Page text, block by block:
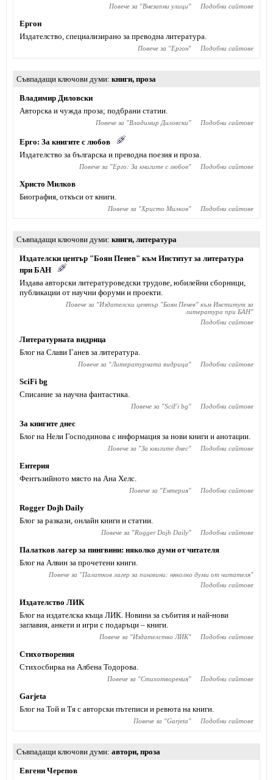
Повече за "Внезапни улици" Подобни сайтове
Ергон
Издателство, специализирано за преводна литература.
Повече за "Ергон" Подобни сайтове
Съвпадащи ключови думи книги, проза
Владимир Диловски
Авторска и чужда проза; подбрани статии.
Повече за "Владимир Диловски" Подобни сайтове
Ерго: За книгите с любов
Издателство за българска и преводна поезия и проза.
Повече за "Ерго: За книгите с любов" Подобни сайтове
Христо Милков
Биография, откъси от книги.
Повече за "Христо Милков" Подобни сайтове
Съвпадащи ключови думи книги, литература
Издателски център "Боян Пенев" към Институт за литература
при БАН
Издава авторски литературоведски трудове, юбилейни сборници,
публикации от научни форуми и проекти.
Повече за "Издателски център "Боян Пенев" към Институт за
литература при БАН"
Подобни сайтове
Литературната видрица
Блог на Слави Ганев за литература.
Повече за "Литературната видрица" Подобни сайтове
SciFi bg
Списание за научна фантастика.
Повече за "SciFi bg" Подобни сайтове
За книгите днес
Блог на Нели Господинова с информация за нови книги и анотации.
Повече за "За книгите днес" Подобни сайтове
Ентерия
Фентъзийното място на Ана Хелс.
Повече за "Ентерия" Подобни сайтове
Rogger Dojh Daily
Блог за разкази, онлайн книги и статии.
Повече за "Rogger Dojh Daily" Подобни сайтове
Палатков лагер за пингвини: няколко думи от читателя
Блог на Алвин за прочетени книги.
Повече за "Палатков лагер за пингвини: няколко думи от читателя"
Подобни сайтове
Издателство ЛИК
Блог на издателска къща ЛИК. Новини за събития и най-нови
заглавия, анкети и игри с подаръци – книги.
Повече за "Издателство ЛИК" Подобни сайтове
Стихотворения
Стихосбирка на Албена Тодорова.
Повече за "Стихотворения" Подобни сайтове
Garjeta
Блог на Той и Тя с авторски пътеписи и ревюта на книги.
Повече за "Garjeta" Подобни сайтове
Съвпадащи ключови думи автори, проза
Евгени Черепов